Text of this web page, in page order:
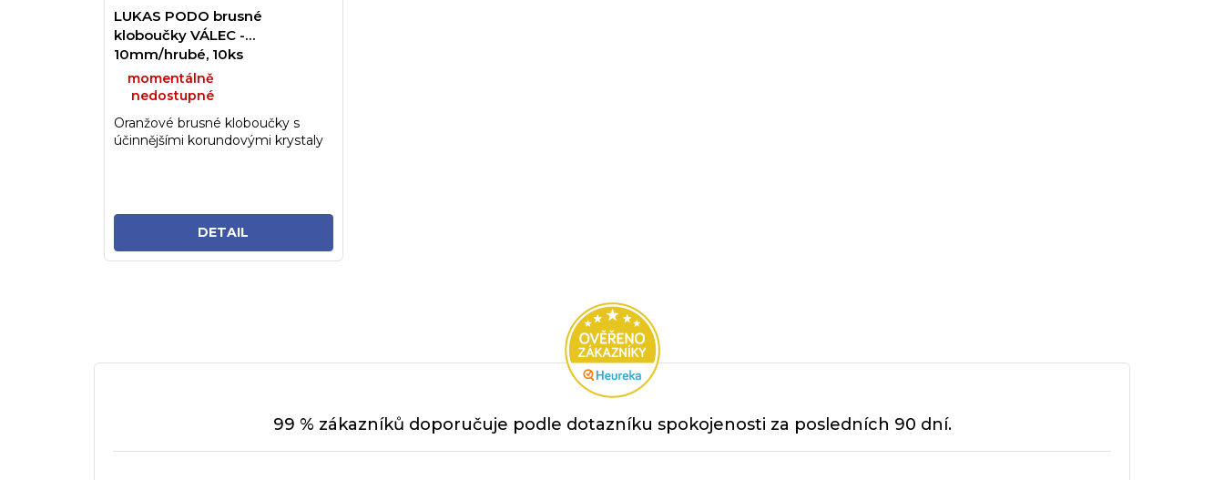
LUKAS PODO brusné
kloboučky VÁLEC -
10mm/hrubé, 10ks
momentálně
nedostupné
DETAIL
Oranžové brusné kloboučky s
účinnějšími korundovými krystaly
99 % zákazníků doporučuje podle dotazníku spokojenosti za posledních 90 dní.